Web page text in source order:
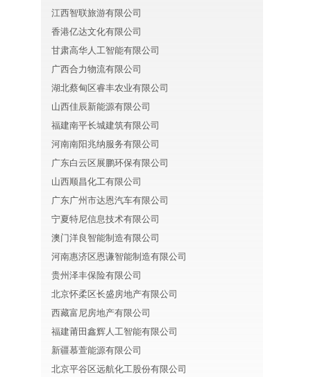
江西智联旅游有限公司
香港亿达文化有限公司
甘肃高华人工智能有限公司
广西合力物流有限公司
湖北蔡甸区睿丰农业有限公司
山西佳辰新能源有限公司
福建南平长城建筑有限公司
河南南阳兆纳服务有限公司
广东白云区展鹏环保有限公司
山西顺昌化工有限公司
广东广州市达恩汽车有限公司
宁夏特尼信息技术有限公司
澳门洋良智能制造有限公司
河南惠济区恩谦智能制造有限公司
贵州泽丰保险有限公司
北京怀柔区长盛房地产有限公司
西藏富尼房地产有限公司
福建莆田鑫辉人工智能有限公司
新疆慕萱能源有限公司
北京平谷区远航化工股份有限公司